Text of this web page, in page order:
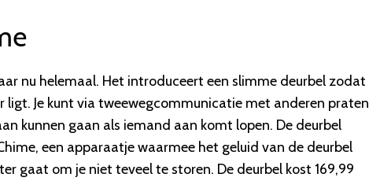
nu helemaal. Het introduceert een slimme deurbel zodat
Je kunt via tweewegcommunicatie met anderen praten
kunnen gaan als iemand aan komt lopen. De deurbel
een apparaatje waarmee het geluid van de deurbel
gaat om je niet teveel te storen. De deurbel kost 169,99